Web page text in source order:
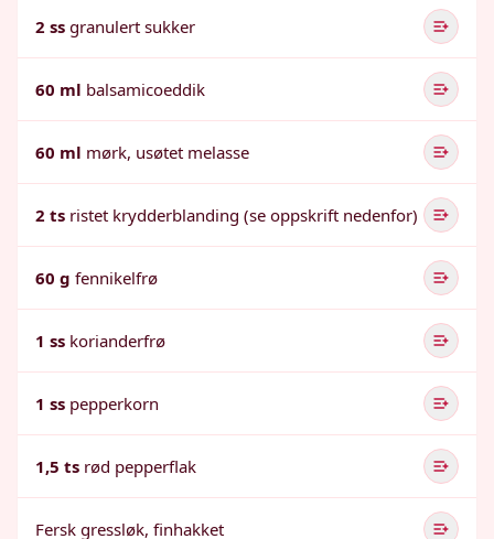
2 ss granulert sukker
60 ml balsamicoeddik
60 ml mørk, usøtet melasse
2 ts ristet krydderblanding (se oppskrift nedenfor)
60 g fennikelfrø
1 ss korianderfrø
1 ss pepperkorn
1,5 ts rød pepperflak
Fersk gressløk, finhakket